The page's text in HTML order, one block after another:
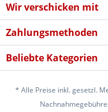
Wir verschicken mit
Zahlungsmethoden
Beliebte Kategorien
* Alle Preise inkl. gesetzl.